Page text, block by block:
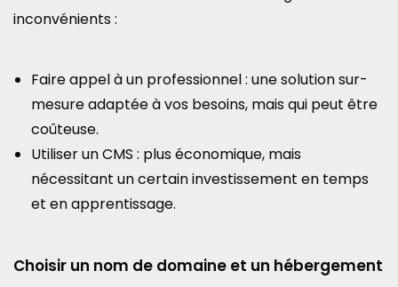
inconvénients :
Faire appel à un professionnel : une solution sur-
mesure adaptée à vos besoins, mais qui peut être
coûteuse.
Utiliser un CMS : plus économique, mais
nécessitant un certain investissement en temps
et en apprentissage.
Choisir un nom de domaine et un hébergement